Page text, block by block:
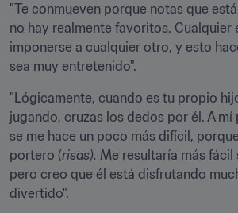
"Te conmueven porque notas que
no hay realmente favoritos. Cualquier
imponerse a cualquier otro, y esto
sea muy entretenido".
"Lógicamente, cuando es tu propio
jugando, cruzas los dedos por él. A
se me hace un poco más difícil,
portero (risas). Me resultaría más fácil
pero creo que él está disfrutando
divertido".